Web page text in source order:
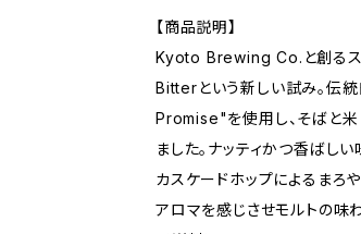
【商品説明】
Kyoto Brewing Co.と創る
Bitterという新しい試み。伝
Promise"を使用し、そばと米
ました。ナッティかつ香ばし
カスケードホップによるまろ
アロマを感じさせモルトの味